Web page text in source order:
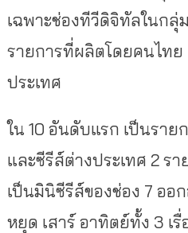
เฉพาะช่องทีวีดิจิทัลในกลุ่
รายการที่ผลิตโดยคนไทย
ประเทศ
ใน 10 อันดับแรก เป็นราย
และซีรีส์ต่างประเทศ 2 ร
เป็นมินิซีรีส์ของช่อง 7 ออ
หยุด เสาร์ อาทิตย์ทั้ง 3 เ